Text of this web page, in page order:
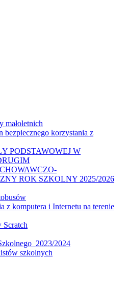
małoletnich
bezpiecznego korzystania z
PODSTAWOWEJ W
ROK SZKOLNY 2025/2026
z komputera i Internetu na terenie
Scratch
2023/2024
szkolnych